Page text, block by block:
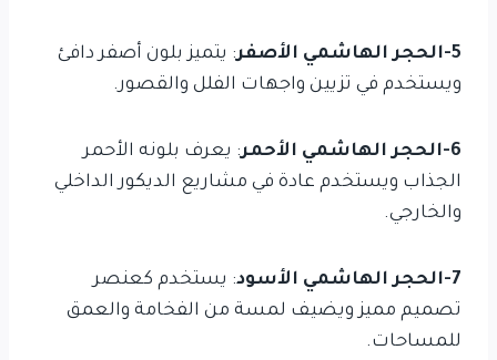
5-الحجر الهاشمي الأصفر
: يتميز بلون أصفر دافئ
ويستخدم في تزيين واجهات الفلل والقصور.
6-الحجر الهاشمي الأحمر
: يعرف بلونه الأحمر
الجذاب ويستخدم عادة في مشاريع الديكور الداخلي
والخارجي.
7-الحجر الهاشمي الأسود
: يستخدم كعنصر
تصميم مميز ويضيف لمسة من الفخامة والعمق
للمساحات.